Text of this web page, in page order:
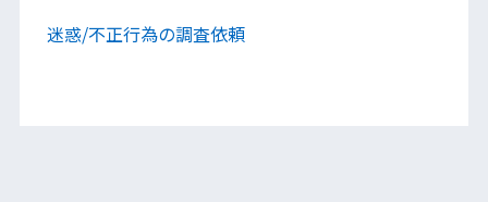
迷惑/不正行為の調査依頼